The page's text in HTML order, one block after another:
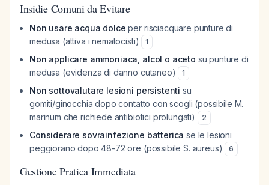
Insidie Comuni da Evitare
Non usare acqua dolce per risciacquare punture di
medusa (attiva i nematocisti)
1
Non applicare ammoniaca, alcol o aceto su punture di
medusa (evidenza di danno cutaneo)
1
Non sottovalutare lesioni persistenti su
gomiti/ginocchia dopo contatto con scogli (possibile M.
marinum che richiede antibiotici prolungati)
2
Considerare sovrainfezione batterica se le lesioni
peggiorano dopo 48-72 ore (possibile S. aureus)
6
Gestione Pratica Immediata